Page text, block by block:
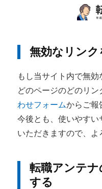
無効なリンク
もし当サイト内で無効
どのページのどのリ
わせフォームからご報
今後とも、使いやすい
いただきますので、よ
転職アンテ
する